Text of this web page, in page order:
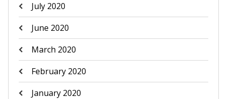
July 2020
June 2020
March 2020
February 2020
January 2020